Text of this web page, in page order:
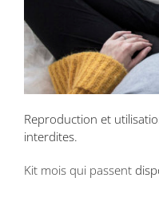
Reproduction et
interdites.
Kit mois qui passent